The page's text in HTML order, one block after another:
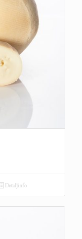
Detaljinfo